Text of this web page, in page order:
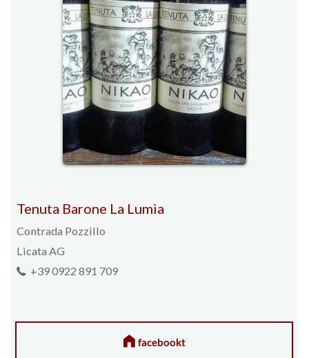
Tenuta Barone La Lumia
Contrada Pozzillo
Licata AG
+39 0922 891 709
facebookt